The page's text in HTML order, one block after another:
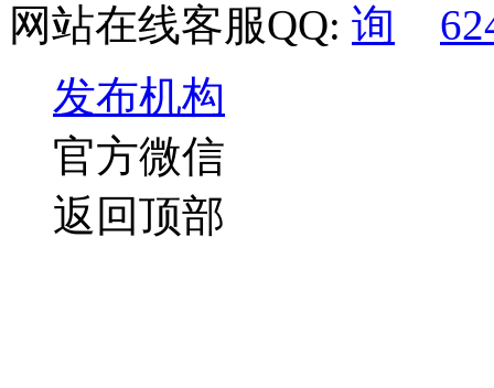
网站在线客服QQ:
发布机构
官方微信
返回顶部